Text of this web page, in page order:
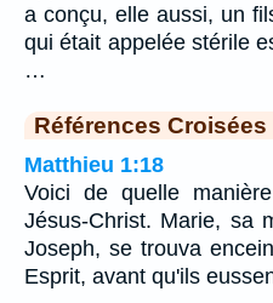
a conçu, elle aussi, un
qui était appelée stérile
…
Références Croisées
Matthieu 1:18
Voici de quelle
Jésus-Christ. Marie, sa
Joseph, se trouva
Esprit, avant qu'ils